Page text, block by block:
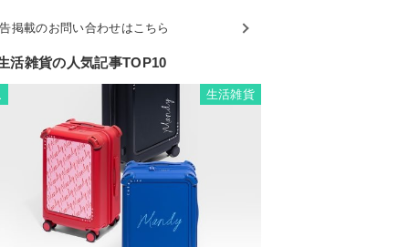
掲載のお問い合わせはこちら
活雑貨の人気記事TOP10
生活雑貨